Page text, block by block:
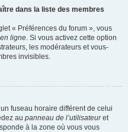
dans la liste des membres
« Préférences du forum », vous
ligne. Si vous activez cette option
les modérateurs et vous-
invisibles.
fuseau horaire différent de celui
au panneau de l’utilisateuret
à la zone où vous vous